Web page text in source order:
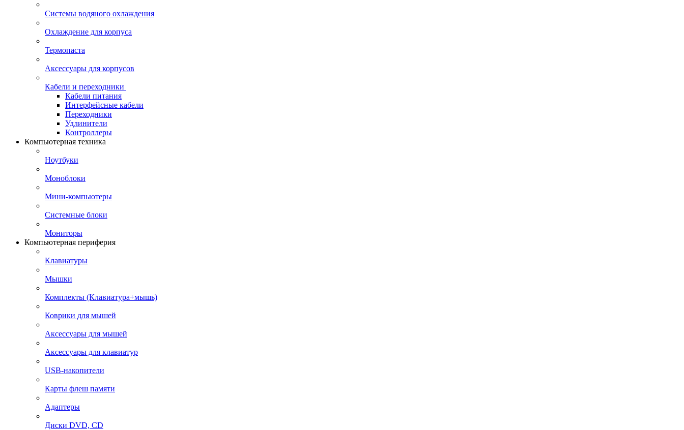
Системы водяного охлаждения
Охлаждение для корпуса
Термопаста
Аксессуары для корпусов
Кабели и переходники
Кабели питания
Интерфейсные кабели
Переходники
Удлинители
Контроллеры
Компьютерная техника
Ноутбуки
Моноблоки
Мини-компьютеры
Системные блоки
Мониторы
Компьютерная периферия
Клавиатуры
Мышки
Комплекты (Клавиатура+мышь)
Коврики для мышей
Аксессуары для мышей
Аксессуары для клавиатур
USB-накопители
Карты флеш памяти
Адаптеры
Диски DVD, CD